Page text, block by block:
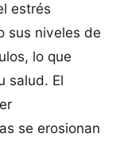
estrés
sus niveles de
lo que
salud. El
se erosionan